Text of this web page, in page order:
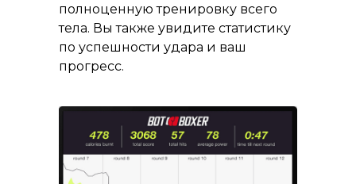
полноценную тренировку всего
тела. Вы также увидите статистику
по успешности удара и ваш
прогресс.